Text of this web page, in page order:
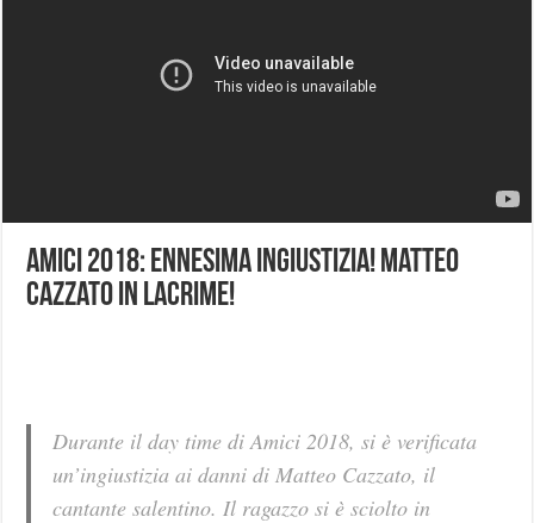
Amici 2018: ennesima ingiustizia! Matteo
Cazzato in lacrime!
Durante il day time di Amici 2018, si è verificata
un’ingiustizia ai danni di Matteo Cazzato, il
cantante salentino. Il ragazzo si è sciolto in